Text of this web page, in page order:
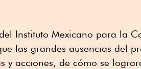
Instituto Mexicano para la
las grandes ausencias del
y acciones, de cómo se